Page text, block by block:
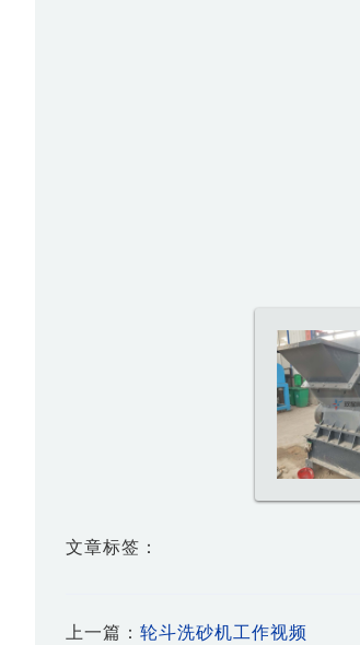
文章标签：
上一篇： 轮斗洗砂机工作视频